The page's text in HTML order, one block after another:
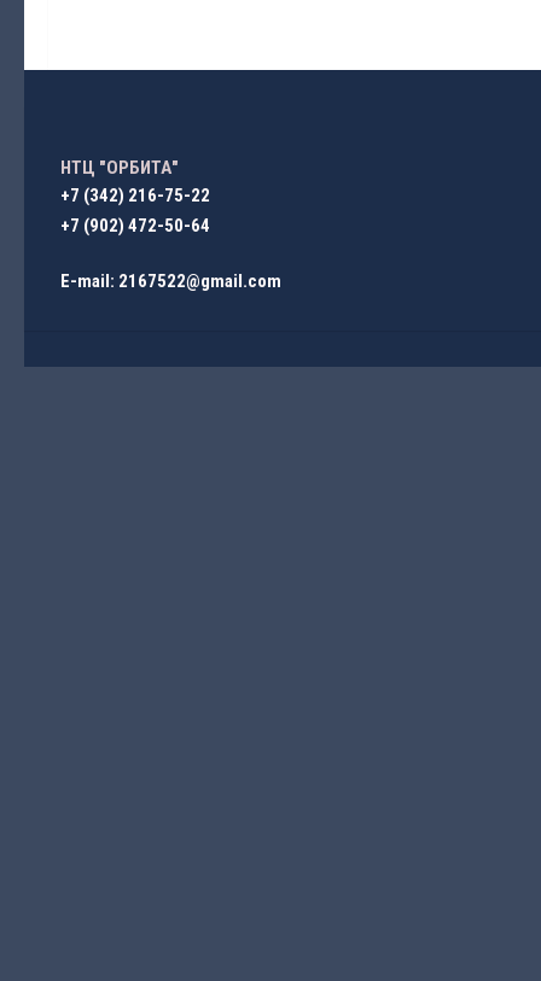
НТЦ "ОРБИТА"
+7 (342) 216-75-22
+7 (902) 472-50-64
E-mail: 2167522@gmail.com